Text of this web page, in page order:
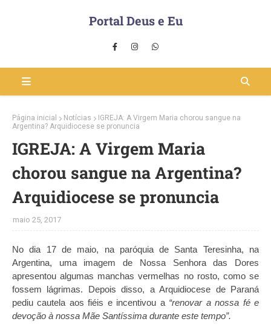
Portal Deus e Eu
Página inicial Notícias
IGREJA: A Virgem Maria chorou sangue na
Argentina? Arquidiocese se pronuncia
IGREJA: A Virgem Maria
chorou sangue na Argentina?
Arquidiocese se pronuncia
maio 25, 2017
No dia 17 de maio, na paróquia de Santa Teresinha, na
Argentina, uma imagem de Nossa Senhora das Dores
apresentou algumas manchas vermelhas no rosto, como se
fossem lágrimas. Depois disso, a Arquidiocese de Paraná
pediu cautela aos fiéis e incentivou a “renovar a nossa fé e
devoção à nossa Mãe Santíssima durante este tempo”.